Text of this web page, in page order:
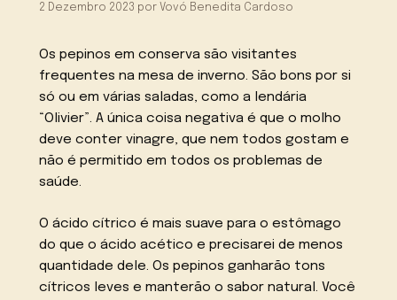
2 Dezembro 2023 por Vovó Benedita Cardoso
Os pepinos em conserva são visitantes
frequentes na mesa de inverno. São bons por si
só ou em várias saladas, como a lendária
“Olivier”. A única coisa negativa é que o molho
deve conter vinagre, que nem todos gostam e
não é permitido em todos os problemas de
saúde.
O ácido cítrico é mais suave para o estômago
do que o ácido acético e precisarei de menos
quantidade dele. Os pepinos ganharão tons
cítricos leves e manterão o sabor natural. Você